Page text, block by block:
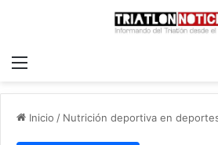
Inicio / Nutrición deportiva en